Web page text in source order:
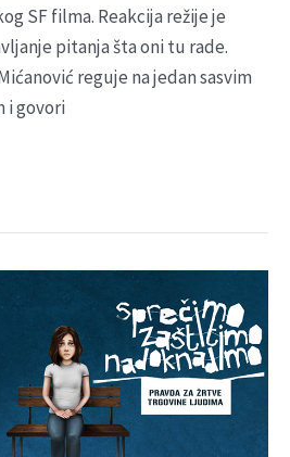
SF filma. Reakcija režije je
pitanja šta oni tu rade.
reguje na jedan sasvim
i govori